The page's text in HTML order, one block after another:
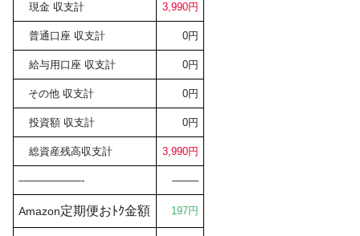
現金 収支計 3,990円
普通口座 収支計 0円
給与用口座 収支計 0円
その他 収支計 0円
投資額 収支計 0円
総資産残高収支計 3,990円
——————- ——–
Amazon定期便おﾄｸ金額 197円